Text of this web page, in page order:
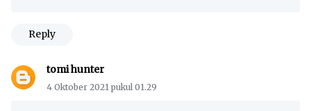
Reply
tomi hunter
4 Oktober 2021 pukul 01.29